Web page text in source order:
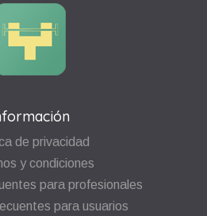
de privacidad
y condiciones
para profesionales
para usuarios